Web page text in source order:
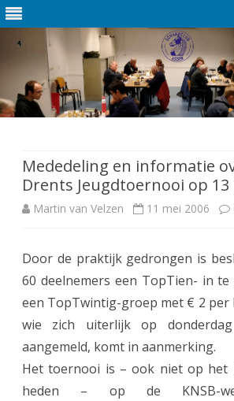
de
inhoud
Mededeling en informatie
Drents Jeugdtoernooi op 13
Martin van Velzen 11 mei 2006
Door de praktijk gedrongen is
60 deelnemers een TopTien- in
een TopTwintig-groep met € 2 per
wie zich uiterlijk op
aangemeld, komt in aanmerking.
Het toernooi is – ook niet op het
heden – op de KNSB-